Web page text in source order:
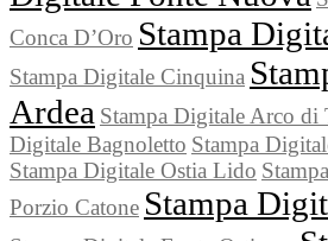
Conca D’Oro Stampa
Stampa Digitale Cinquina
Ardea Stampa Digitale Arco di
Digitale Bagnoletto Stampa
Stampa Digitale Ostia Lido
Porzio Catone Stampa